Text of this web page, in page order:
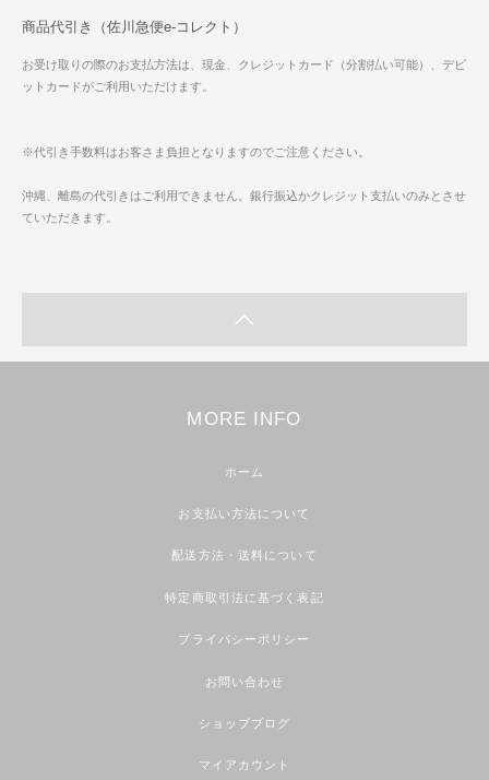
商品代引き（佐川急便e-コレクト）
お受け取りの際のお支払方法は、現金、クレジットカード（分割払い可能）、デビ
ットカードがご利用いただけます。
※代引き手数料はお客さま負担となりますのでご注意ください。
沖縄、離島の代引きはご利用できません。銀行振込かクレジット支払いのみとさせ
ていただきます。
MORE INFO
ホーム
お支払い方法について
配送方法・送料について
特定商取引法に基づく表記
プライバシーポリシー
お問い合わせ
ショップブログ
マイアカウント